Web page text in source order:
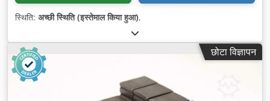
स्थिति: अच्छी स्थिति (इस्तेमाल किया हुआ),
छोटा विज्ञापन